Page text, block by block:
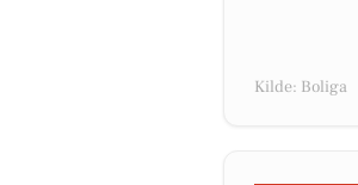
Kilde: Boliga